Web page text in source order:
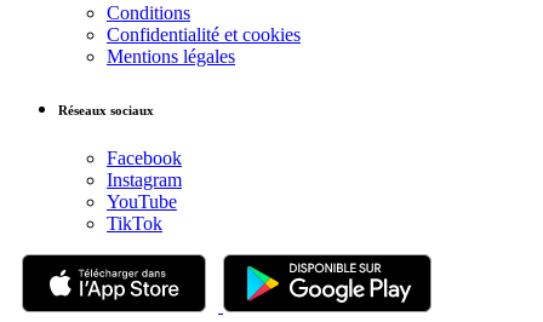
Conditions
Confidentialité et cookies
Mentions légales
Réseaux sociaux
Facebook
Instagram
YouTube
TikTok